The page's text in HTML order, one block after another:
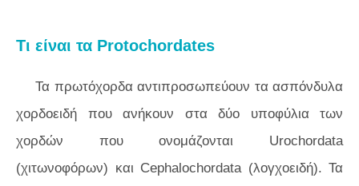
Τι είναι τα Protochordates
Τα πρωτόχορδα αντιπροσωπεύουν τα ασπόνδυλα
χορδοειδή που ανήκουν στα δύο υποφύλια των
χορδών που ονομάζονται Urochordata
(χιτωνοφόρων) και Cephalochordata (λογχοειδή). Τα